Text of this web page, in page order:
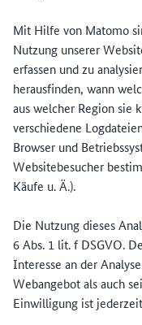
Mit Hilfe von Matomo
Nutzung unserer
erfassen und zu
herausfinden, wann
aus welcher Region sie
verschiedene
Browser und
Websitebesucher
Käufe u. Ä.).
Die Nutzung dieses
6 Abs. 1 lit. f DSGVO.
Interesse an der
Webangebot als auch
Einwilligung ist